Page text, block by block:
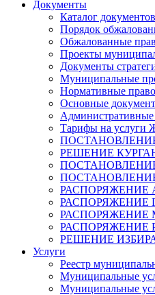
Документы
Каталог документов
Порядок
Обжалованные
Проекты
Документы
Муниципальные
Нормативные
Основные
Административные
Тарифы на услуги
РЕШЕНИЕ
РАСПОРЯЖЕНИЕ
РАСПОРЯЖЕНИЕ
РАСПОРЯЖЕНИЕ
РАСПОРЯЖЕНИЕ
РЕШЕНИЕ
Услуги
Реестр
Муниципальные
Муниципальные